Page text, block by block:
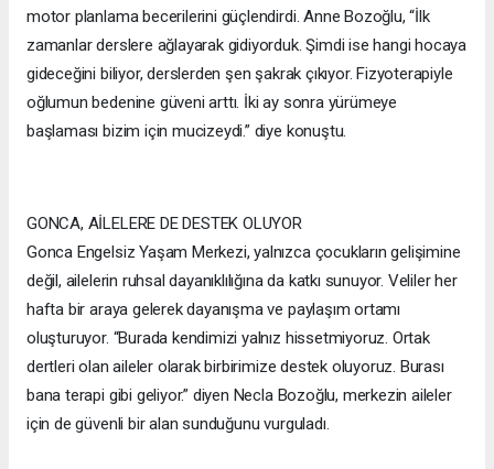
motor planlama becerilerini güçlendirdi. Anne Bozoğlu, “İlk
zamanlar derslere ağlayarak gidiyorduk. Şimdi ise hangi hocaya
gideceğini biliyor, derslerden şen şakrak çıkıyor. Fizyoterapiyle
oğlumun bedenine güveni arttı. İki ay sonra yürümeye
başlaması bizim için mucizeydi.” diye konuştu.
GONCA, AİLELERE DE DESTEK OLUYOR
Gonca Engelsiz Yaşam Merkezi, yalnızca çocukların gelişimine
değil, ailelerin ruhsal dayanıklılığına da katkı sunuyor. Veliler her
hafta bir araya gelerek dayanışma ve paylaşım ortamı
oluşturuyor. “Burada kendimizi yalnız hissetmiyoruz. Ortak
dertleri olan aileler olarak birbirimize destek oluyoruz. Burası
bana terapi gibi geliyor.” diyen Necla Bozoğlu, merkezin aileler
için de güvenli bir alan sunduğunu vurguladı.